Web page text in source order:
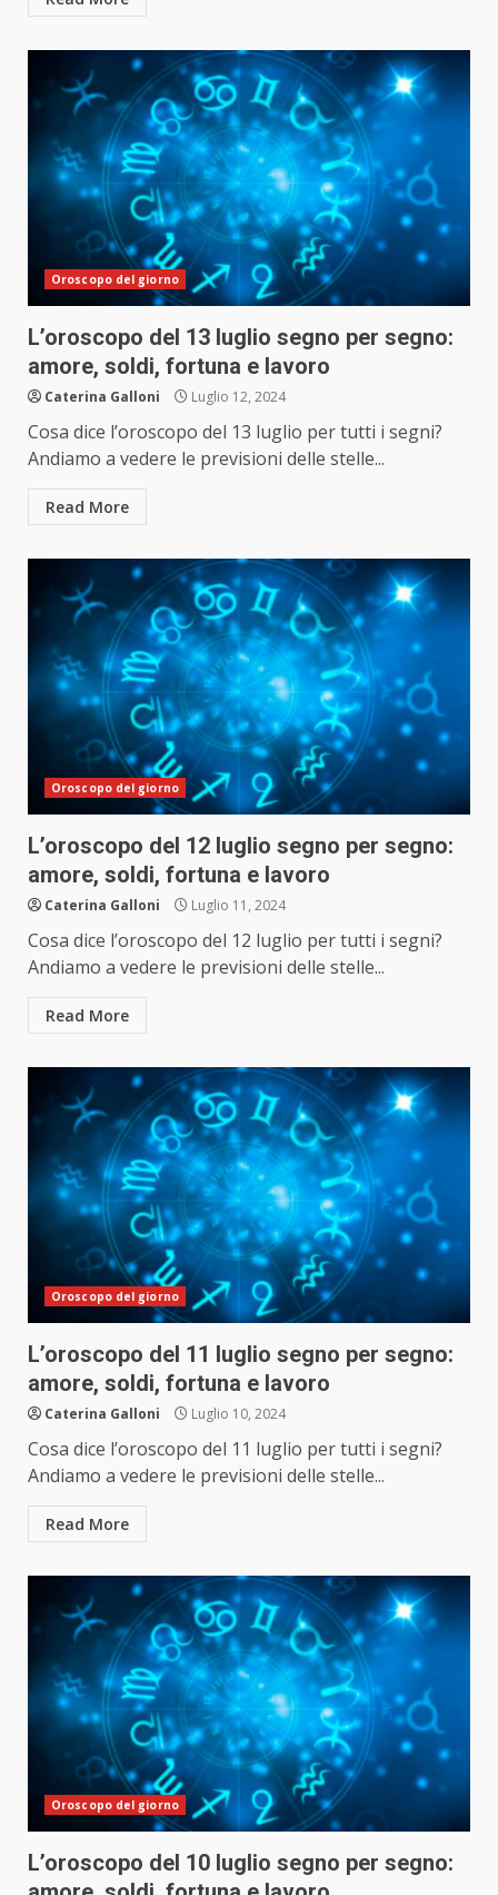
Oroscopo del giorno
L’oroscopo del 13 luglio segno per segno:
amore, soldi, fortuna e lavoro
Caterina Galloni Luglio 12, 2024
Cosa dice l’oroscopo del 13 luglio per tutti i segni?
Andiamo a vedere le previsioni delle stelle...
Read More
Oroscopo del giorno
L’oroscopo del 12 luglio segno per segno:
amore, soldi, fortuna e lavoro
Caterina Galloni Luglio 11, 2024
Cosa dice l’oroscopo del 12 luglio per tutti i segni?
Andiamo a vedere le previsioni delle stelle...
Read More
Oroscopo del giorno
L’oroscopo del 11 luglio segno per segno:
amore, soldi, fortuna e lavoro
Caterina Galloni Luglio 10, 2024
Cosa dice l’oroscopo del 11 luglio per tutti i segni?
Andiamo a vedere le previsioni delle stelle...
Read More
Oroscopo del giorno
L’oroscopo del 10 luglio segno per segno: